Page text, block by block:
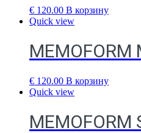
€ 120.00 В корзину
Quick view
€ 120.00 В корзину
Quick view
MEMOFORM